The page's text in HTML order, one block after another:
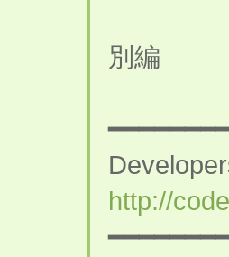
オブジ
別編
2009
http://